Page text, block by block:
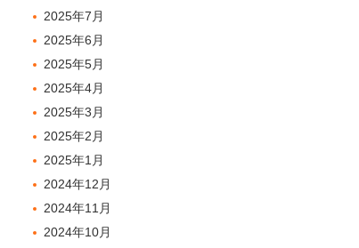
2025年7月
2025年6月
2025年5月
2025年4月
2025年3月
2025年2月
2025年1月
2024年12月
2024年11月
2024年10月